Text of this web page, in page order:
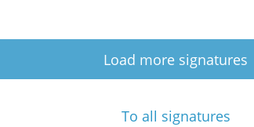
Load more signatures
To all signatures